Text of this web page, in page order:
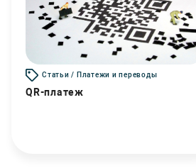
Статьи / Платежи и переводы
QR-платеж